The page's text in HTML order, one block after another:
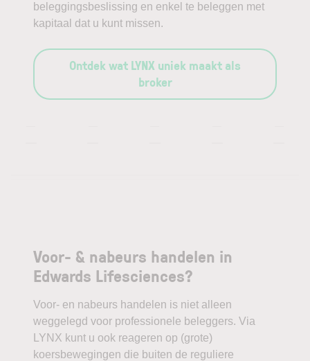
beleggingsbeslissing en enkel te beleggen met
kapitaal dat u kunt missen.
Ontdek wat LYNX uniek maakt als
broker
Voor- & nabeurs handelen in
Edwards Lifesciences?
Voor- en nabeurs handelen is niet alleen
weggelegd voor professionele beleggers. Via
LYNX kunt u ook reageren op (grote)
koersbewegingen die buiten de reguliere